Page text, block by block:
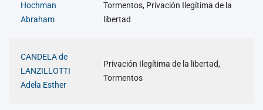
Hochman
Abraham
Tormentos, Privación Ilegítima de la
libertad
CANDELA de
LANZILLOTTI
Adela Esther
Privación Ilegítima de la libertad,
Tormentos